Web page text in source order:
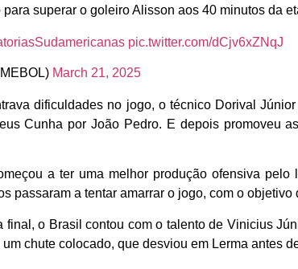
superar o goleiro Alisson aos 40 minutos da
pic.twitter.com/dCjv6xZNqJ
March 21, 2025
dificuldades no jogo, o técnico Dorival
Cunha por João Pedro. E depois promoveu
a ter uma melhor produção ofensiva
passaram a tentar amarrar o jogo, com o objetivo
final, o Brasil contou com o talento de Vinicius
chute colocado, que desviou em Lerma antes